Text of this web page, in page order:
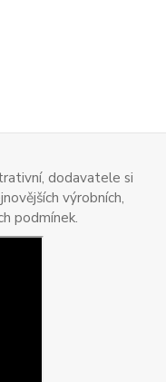
dodavatele si
výrobních,
podmínek.